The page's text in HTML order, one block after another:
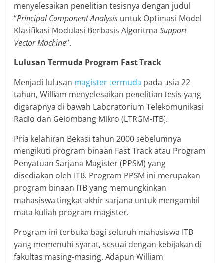
menyelesaikan penelitian tesisnya dengan judul
“Principal Component Analysis untuk Optimasi Model
Klasifikasi Modulasi Berbasis AlgoritmaSupport
Vector Machine”.
Lulusan Termuda Program Fast Track
Menjadi lulusan magister termuda pada usia 22
tahun, William menyelesaikan penelitian tesis yang
digarapnya di bawah Laboratorium Telekomunikasi
Radio dan Gelombang Mikro (LTRGM-ITB).
Pria kelahiran Bekasi tahun 2000 sebelumnya
mengikuti program binaan Fast Track atau Program
Penyatuan Sarjana Magister (PPSM) yang
disediakan oleh ITB. Program PPSM ini merupakan
program binaan ITB yang memungkinkan
mahasiswa tingkat akhir sarjana untuk mengambil
mata kuliah program magister.
Program ini terbuka bagi seluruh mahasiswa ITB
yang memenuhi syarat, sesuai dengan kebijakan di
fakultas masing-masing. Adapun William